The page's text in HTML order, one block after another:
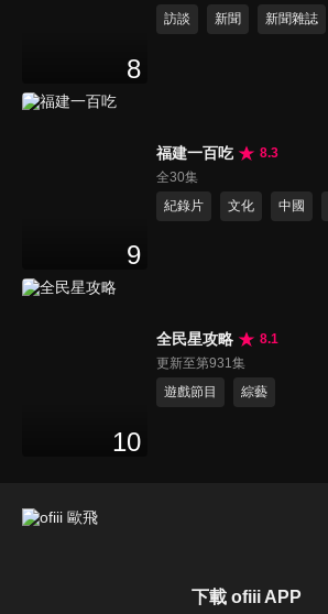
8
訪談
新聞 新聞雜誌
9
福建一百吃
8.3
全30集
紀錄片
文化 中國
10
全民星攻略
8.1
更新至第931集
遊戲節目
綜藝
下載 ofiii APP